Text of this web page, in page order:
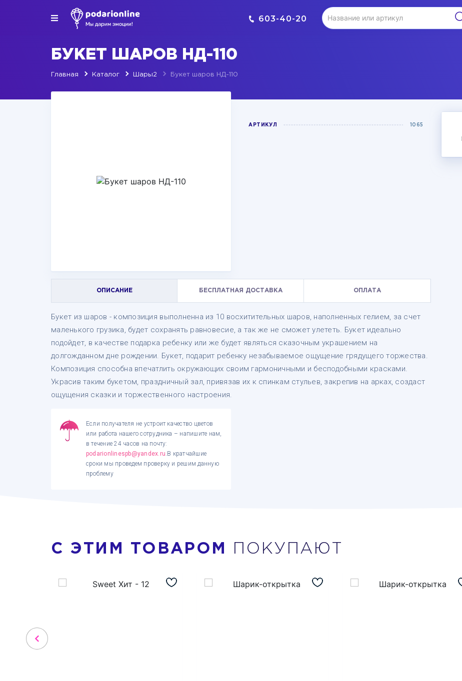
603-40-20
БУКЕТ ШАРОВ НД-110
Главная Каталог Шары2 Букет шаров НД-110
АРТИКУЛ 1065
ОПИСАНИЕ БЕСПЛАТНАЯ ДОСТАВКА ОПЛАТА
Букет из шаров - композиция выполненна из 10 восхитительных шаров, наполненных гелием, за счет
маленького грузика, будет сохранять равновесие, а так же не сможет улететь. Букет идеально
подойдет, в качестве подарка ребенку или же будет являться сказочным украшением на
долгожданном дне рождении. Букет, подарит ребенку незабываемое ощущение грядущего торжества.
Композиция способна впечатлить окружающих своим гармоничными и бесподобными красками.
Украсив таким букетом, праздничный зал, привязав их к спинкам стульев, закрепив на арках, создаст
ощущения сказки и торжественного настроения.
Если получателя не устроит качество цветов
или работа нашего сотрудника – напишите нам,
в течение 24 часов на почту:
podarionlinespb@yandex.ru.В кратчайшие
сроки мы проведем проверку и решим данную
проблему
С ЭТИМ ТОВАРОМ ПОКУПАЮТ